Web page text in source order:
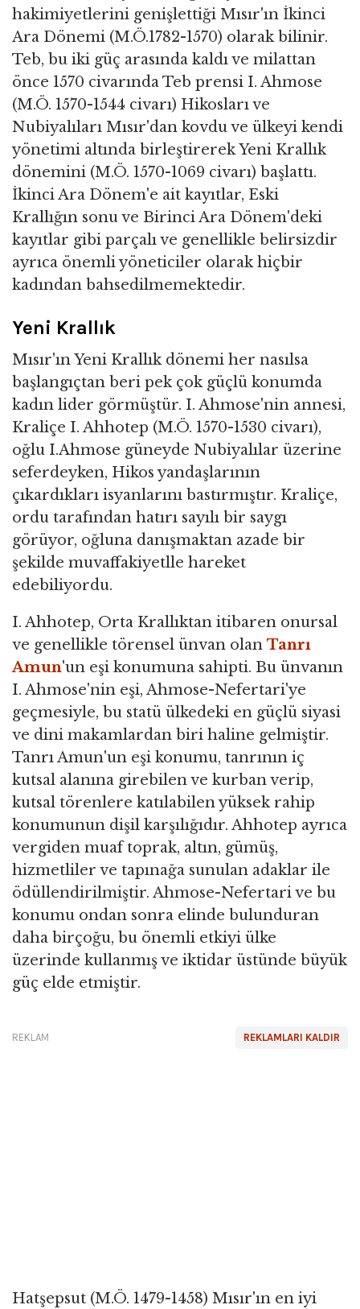
hakimiyetlerini genişlettiği Mısır'ın İkinci
Ara Dönemi (M.Ö.1782-1570) olarak bilinir.
Teb, bu iki güç arasında kaldı ve milattan
önce 1570 civarında Teb prensi I. Ahmose
(M.Ö. 1570-1544 civarı) Hikosları ve
Nubiyalıları Mısır'dan kovdu ve ülkeyi kendi
yönetimi altında birleştirerek Yeni Krallık
dönemini (M.Ö. 1570-1069 civarı) başlattı.
İkinci Ara Dönem'e ait kayıtlar, Eski
Krallığın sonu ve Birinci Ara Dönem'deki
kayıtlar gibi parçalı ve genellikle belirsizdir
ayrıca önemli yöneticiler olarak hiçbir
kadından bahsedilmemektedir.
Yeni Krallık
Mısır'ın Yeni Krallık dönemi her nasılsa
başlangıçtan beri pek çok güçlü konumda
kadın lider görmüştür. I. Ahmose'nin annesi,
Kraliçe I. Ahhotep (M.Ö. 1570-1530 civarı),
oğlu I.Ahmose güneyde Nubiyalılar üzerine
seferdeyken, Hikos yandaşlarının
çıkardıkları isyanlarını bastırmıştır. Kraliçe,
ordu tarafından hatırı sayılı bir saygı
görüyor, oğluna danışmaktan azade bir
şekilde muvaffakiyetlle hareket
edebiliyordu.
I. Ahhotep, Orta Krallıktan itibaren onursal
ve genellikle törensel ünvan olan Tanrı
Amun'un eşi konumuna sahipti. Bu ünvanın
I. Ahmose'nin eşi, Ahmose-Nefertari'ye
geçmesiyle, bu statü ülkedeki en güçlü siyasi
ve dini makamlardan biri haline gelmiştir.
Tanrı Amun'un eşi konumu, tanrının iç
kutsal alanına girebilen ve kurban verip,
kutsal törenlere katılabilen yüksek rahip
konumunun dişil karşılığıdır. Ahhotep ayrıca
vergiden muaf toprak, altın, gümüş,
hizmetliler ve tapınağa sunulan adaklar ile
ödüllendirilmiştir. Ahmose-Nefertari ve bu
konumu ondan sonra elinde bulunduran
daha birçoğu, bu önemli etkiyi ülke
üzerinde kullanmış ve iktidar üstünde büyük
güç elde etmiştir.
REKLAMLARI KALDIR
REKLAM
Hatşepsut (M.Ö. 1479-1458) Mısır'ın en iyi